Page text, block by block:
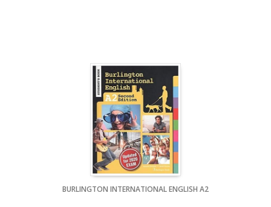
BURLINGTON INTERNATIONAL ENGLISH A2